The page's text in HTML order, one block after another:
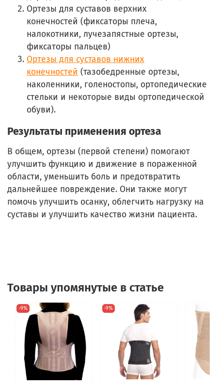
Ортезы для суставов верхних
конечностей (фиксаторы плеча,
налокотники, лучезапястные ортезы,
фиксаторы пальцев)
Ортезы для суставов нижних
конечностей (тазобедренные ортезы,
наколенники, голеностопы, ортопедические
стельки и некоторые виды ортопедической
обуви).
Результаты применения ортеза
В общем, ортезы (первой степени) помогают
улучшить функцию и движение в пораженной
области, уменьшить боль и предотвратить
дальнейшее повреждение. Они также могут
помочь улучшить осанку, облегчить нагрузку на
суставы и улучшить качество жизни пациента.
Товары упомянутые в статье
-9% -9%